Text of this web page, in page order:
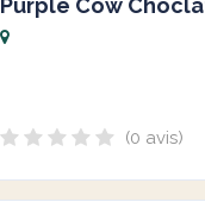
Purple Cow
(0 avis)